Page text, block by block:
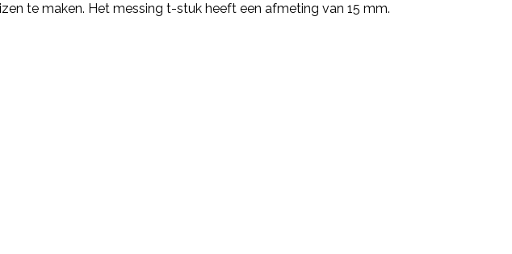
te maken. Het messing t-stuk heeft een afmeting van 15 mm.